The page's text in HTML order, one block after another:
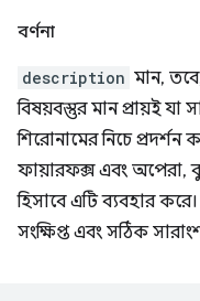
বর্ণনা
description মান,
বিষয়বস্তুর মান প্রায়ই যা
শিরোনামের নিচে
ফায়ারফক্স এবং অপেরা,
হিসাবে এটি ব্যবহার
সংক্ষিপ্ত এবং সঠিক